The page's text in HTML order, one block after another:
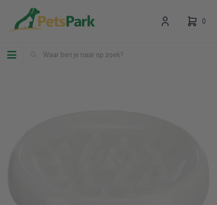
Toggle navigation
0